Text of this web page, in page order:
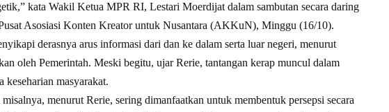
kata Wakil Ketua MPR RI, Lestari Moerdijat dalam sambutan secara daring
Asosiasi Konten Kreator untuk Nusantara (AKKuN), Minggu (16/10).
derasnya arus informasi dari dan ke dalam serta luar negeri, menurut
oleh Pemerintah. Meski begitu, ujar Rerie, tantangan kerap muncul dalam
keseharian masyarakat.
menurut Rerie, sering dimanfaatkan untuk membentuk persepsi secara